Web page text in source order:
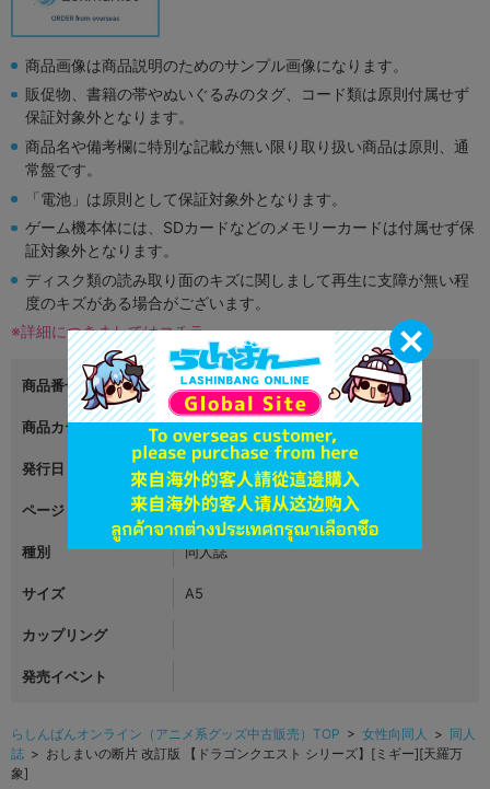
商品画像は商品説明のためのサンプル画像になります。
販促物、書籍の帯やぬいぐるみのタグ、コード類は原則付属せず
保証対象外となります。
商品名や備考欄に特別な記載が無い限り取り扱い商品は原則、通
常盤です。
「電池」は原則として保証対象外となります。
ゲーム機本体には、SDカードなどのメモリーカードは付属せず保
証対象外となります。
ディスク類の読み取り面のキズに関しまして再生に支障が無い程
度のキズがある場合がございます。
※詳細につきましてはコチラ
商品番号 L00609171
商品カテゴリ 女性向同人
発行日 2006年08月11日
ページ 240
種別 同人誌
サイズ A5
カップリング
発売イベント
らしんばんオンライン（アニメ系グッズ中古販売）TOP > 女性向同人 > 同人
誌 > おしまいの断片 改訂版 【ドラゴンクエスト シリーズ】[ミギー][天羅万
象]